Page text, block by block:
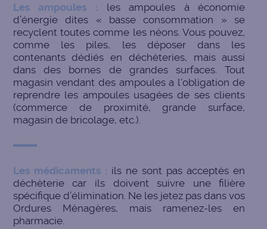
Les ampoules : les ampoules à économie
d’énergie dites « basse consommation » se
recyclent toutes comme les néons. Vous pouvez,
comme les piles, les déposer dans les
contenants dédiés en déchèteries, mais aussi
dans des bornes de grandes surfaces. Tout
magasin vendant des ampoules a l'obligation de
reprendre les ampoules usagées de ses clients
(commerce de proximité, grande surface,
magasin de bricolage, etc.).
Les médicaments : ils ne sont pas acceptés en
déchèterie car ils doivent suivre une filière
spécifique d’élimination. Ne les jetez pas dans vos
Ordures Ménagères, mais ramenez-les en
pharmacie.